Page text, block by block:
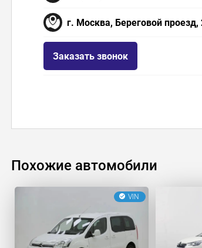
г. Москва, Береговой проезд,
Заказать звонок
Похожие автомобили
VIN